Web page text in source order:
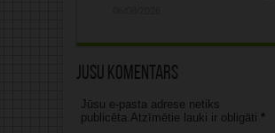
Jūsu komentārs
Jūsu e-pasta adrese netiks
publicēta.Atzīmētie lauki ir obligāti *